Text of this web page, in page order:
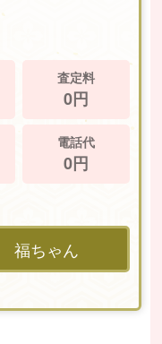
査定料
0円
電話代
0円
福ちゃん